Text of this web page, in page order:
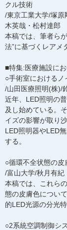
クル技術
/東京工業大学/塚
木英哉・松村達郎
本稿では、筆者ら
法”に基づくレアメ
■特集:医療施設に
○手術室におけるノ
/山田医療照明(株)/
近年、LED照明の
及し始めている。
イズの影響が取り
LED照明器やLED
する。
○循環不全状態の
/富山大学/秋月有紀
本稿では、これら
態の皮膚色につい
的LED光源の分光
○2系統空調制御シ